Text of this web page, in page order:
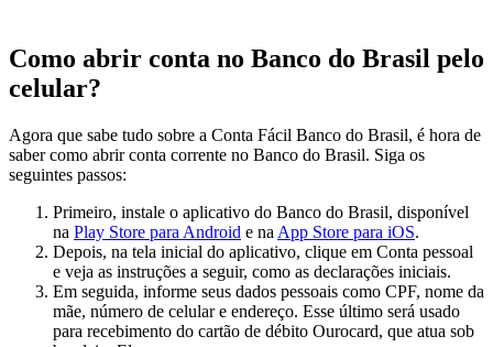
Como abrir conta no Banco do Brasil pelo
celular?
Agora que sabe tudo sobre a Conta Fácil Banco do Brasil, é hora de
saber como abrir conta corrente no Banco do Brasil. Siga os
seguintes passos:
Primeiro, instale o aplicativo do Banco do Brasil, disponível
na Play Store para Android e na App Store para iOS.
Depois, na tela inicial do aplicativo, clique em Conta pessoal
e veja as instruções a seguir, como as declarações iniciais.
Em seguida, informe seus dados pessoais como CPF, nome da
mãe, número de celular e endereço. Esse último será usado
para recebimento do cartão de débito Ourocard, que atua sob